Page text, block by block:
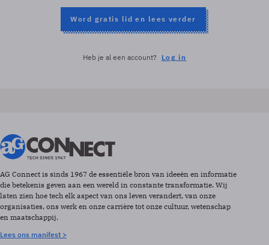
Word gratis lid en lees verder
Heb je al een account? Log in
AG Connect is sinds 1967 de essentiële bron van ideeën en informatie
die betekenis geven aan een wereld in constante transformatie. Wij
laten zien hoe tech elk aspect van ons leven verandert, van onze
organisaties, ons werk en onze carrière tot onze cultuur, wetenschap
en maatschappij.
Lees ons manifest >